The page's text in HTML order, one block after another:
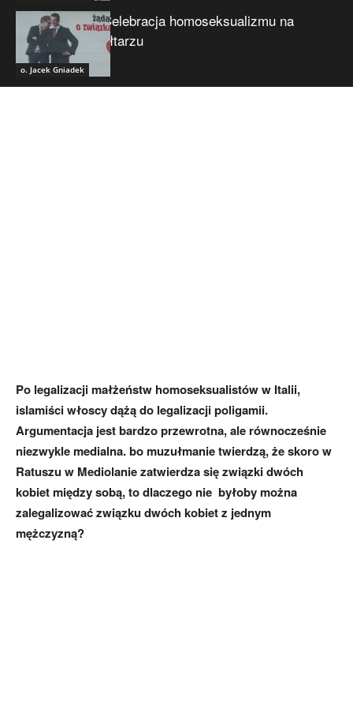
o. Jacek Gniadek
Celebracja homoseksualizmu na
ołtarzu
Po legalizacji małżeństw homoseksualistów w Italii,
islamiści włoscy dążą do legalizacji poligamii.
Argumentacja jest bardzo przewrotna, ale równocześnie
niezwykle medialna. bo muzułmanie twierdzą, że skoro w
Ratuszu w Mediolanie zatwierdza się związki dwóch
kobiet między sobą, to dlaczego nie byłoby można
zalegalizować związku dwóch kobiet z jednym
mężczyzną?